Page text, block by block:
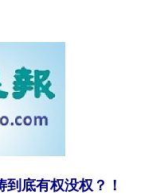
底有权没权？！